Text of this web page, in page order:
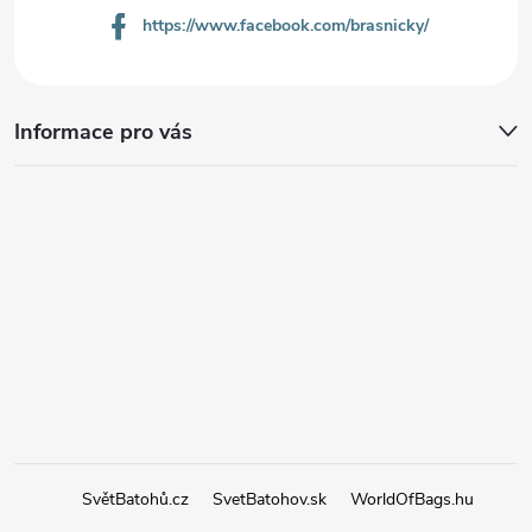
https://www.facebook.com/brasnicky/
Informace pro vás
SvětBatohů.cz SvetBatohov.sk WorldOfBags.hu